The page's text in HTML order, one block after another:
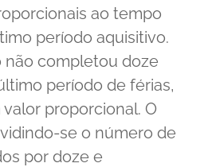
ao tempo
período aquisitivo.
não completou doze
período de férias,
proporcional. O
se o número de
por doze e